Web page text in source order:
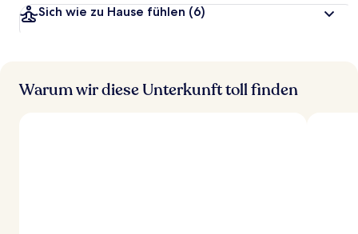
Sich wie zu Hause fühlen (6)
Warum wir diese Unterkunft toll finden